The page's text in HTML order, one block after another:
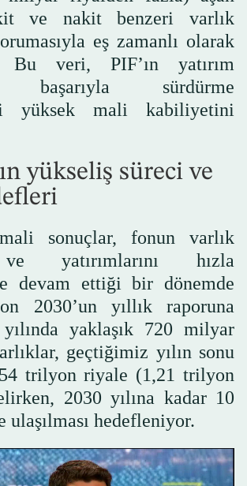
ve nakit benzeri varlık
eş zamanlı olarak
Bu veri, PIF’ın yatırım
başarıyla sürdürme
yüksek mali kabiliyetini
yükseliş süreci ve
sonuçlar, fonun varlık
yatırımlarını hızla
devam ettiği bir dönemde
2030’un yıllık raporuna
yaklaşık 720 milyar
geçtiğimiz yılın sonu
trilyon riyale (1,21 trilyon
2030 yılına kadar 10
hedefleniyor.